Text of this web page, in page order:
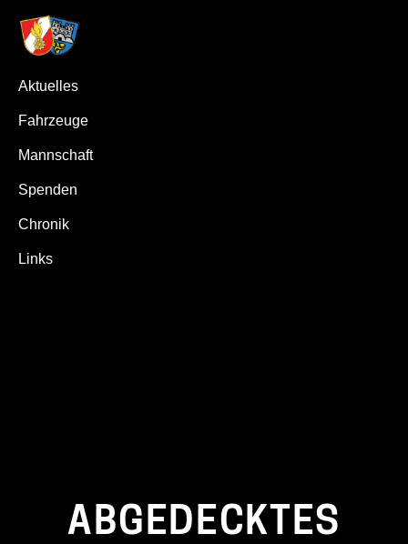
Aktuelles
Fahrzeuge
Mannschaft
Spenden
Chronik
Links
ABGEDECKTES